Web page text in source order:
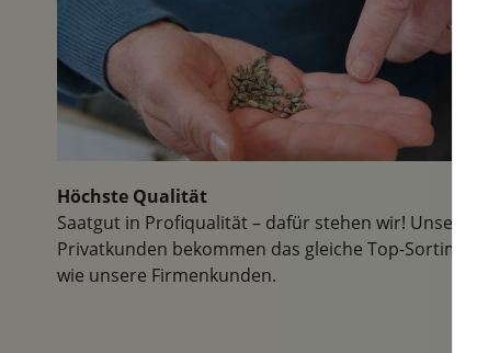
Höchste Qualität
Saatgut in Profiqualität – dafür stehen wir! Unsere
Privatkunden bekommen das gleiche Top-Sortiment
wie unsere Firmenkunden.